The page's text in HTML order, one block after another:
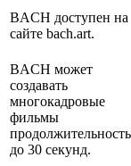
BACH доступен на
сайте bach.art.
BACH может
создавать
многокадровые
фильмы
до 30 секунд.